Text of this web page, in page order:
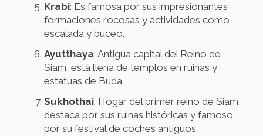
Krabi: Es famosa por sus impresionantes
formaciones rocosas y actividades como
escalada y buceo.
Ayutthaya: Antigua capital del Reino de
Siam, está llena de templos en ruinas y
estatuas de Buda.
Sukhothai: Hogar del primer reino de Siam,
destaca por sus ruinas históricas y famoso
por su festival de coches antiguos.